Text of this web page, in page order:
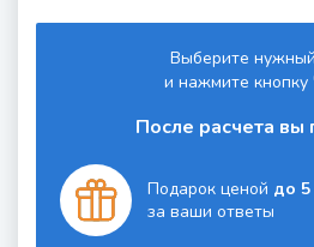
Выберите
и нажмите кнопку
После расчета вы
Подарок ценой до 5
за ваши ответы